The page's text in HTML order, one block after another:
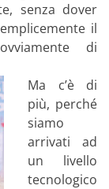
senza dover
il
di
Ma c’è di
più, perché
siamo
arrivati ad
un livello
tecnologico